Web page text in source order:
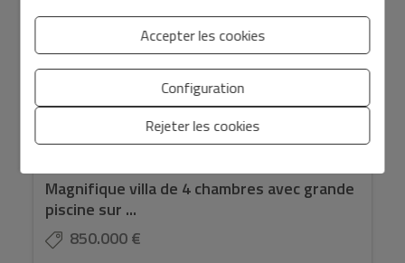
Magnifique villa de 4 chambres avec grande
piscine sur ...
850.000 €
Accepter les cookies
Configuration
Rejeter les cookies